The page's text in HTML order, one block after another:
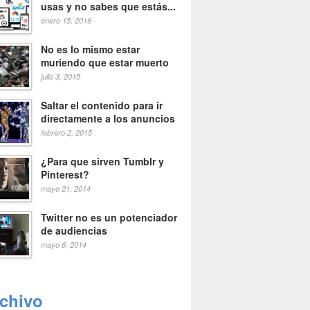
usas y no sabes que estás...
enero 15, 2016
No es lo mismo estar
muriendo que estar muerto
julio 3, 2015
Saltar el contenido para ir
directamente a los anuncios
febrero 2, 2015
¿Para que sirven Tumblr y
Pinterest?
mayo 21, 2014
Twitter no es un potenciador
de audiencias
mayo 6, 2014